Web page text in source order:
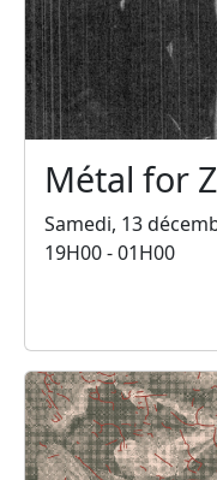
Métal for
Samedi, 13
19H00 - 01H00